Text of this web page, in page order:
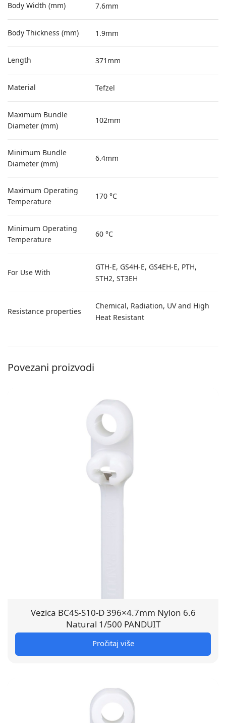
Body Width (mm) 7.6mm
Body Thickness (mm) 1.9mm
Length 371mm
Material Tefzel
Maximum Bundle
Diameter (mm)
102mm
Minimum Bundle
Diameter (mm)
6.4mm
Maximum Operating
Temperature
170 °C
Minimum Operating
Temperature
60 °C
For Use With
GTH-E, GS4H-E, GS4EH-E, PTH,
STH2, ST3EH
Resistance properties
Chemical, Radiation, UV and High
Heat Resistant
Povezani proizvodi
Vezica BC4S-S10-D 396×4.7mm Nylon 6.6
Natural 1/500 PANDUIT
Pročitaj više